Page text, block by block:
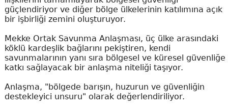
güçlendiriyor ve diğer bölge ülkelerinin katılımına açık
bir işbirliği zemini oluşturuyor.
Mekke Ortak Savunma Anlaşması, üç ülke arasındaki
köklü kardeşlik bağlarını pekiştiren, kendi
savunmalarının yanı sıra bölgesel ve küresel güvenliğe
katkı sağlayacak bir anlaşma niteliği taşıyor.
Anlaşma, "bölgede barışın, huzurun ve güvenliğin
destekleyici unsuru" olarak değerlendiriliyor.